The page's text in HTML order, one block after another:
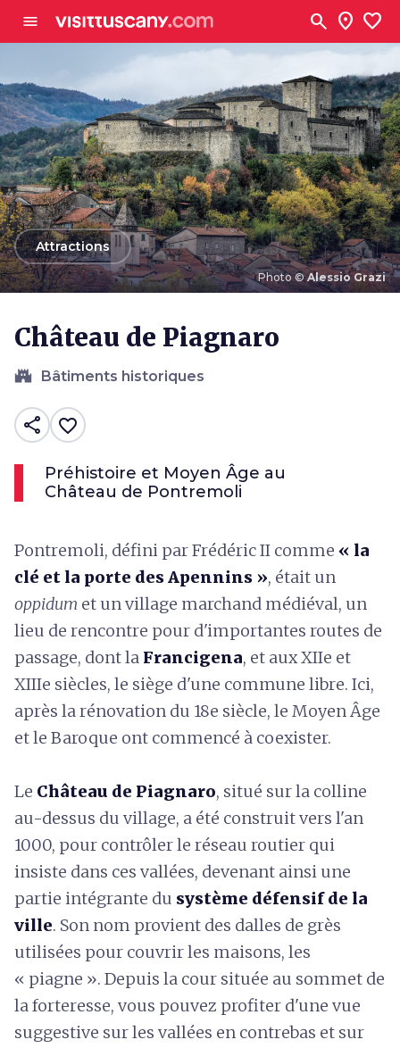
menu search location_on favorite
Photo ©Alessio Grazi
arrow_backAttractions
Château de Piagnaro
castle Bâtiments historiques
share favorite_border
Préhistoire et Moyen Âge au
Château de Pontremoli
Pontremoli, défini par Frédéric II comme « la
clé et la porte des Apennins », était un
oppidum et un village marchand médiéval, un
lieu de rencontre pour d'importantes routes de
passage, dont la Francigena, et aux XIIe et
XIIIe siècles, le siège d'une commune libre. Ici,
après la rénovation du 18e siècle, le Moyen Âge
et le Baroque ont commencé à coexister.
Le Château de Piagnaro, situé sur la colline
au-dessus du village, a été construit vers l'an
1000, pour contrôler le réseau routier qui
insiste dans ces vallées, devenant ainsi une
partie intégrante du système défensif de la
ville. Son nom provient des dalles de grès
utilisées pour couvrir les maisons, les
« piagne ». Depuis la cour située au sommet de
la forteresse, vous pouvez profiter d'une vue
suggestive sur les vallées en contrebas et sur